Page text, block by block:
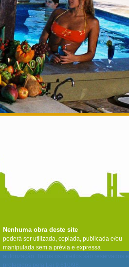
Nenhuma obra deste site
poderá ser utilizada, copiada, publicada e/ou
manipulada sem a prévia e expressa
autorização. Todos os direitos são reservados e
protegidos pela Lei 9.610/98.